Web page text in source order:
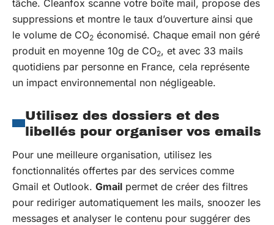
tâche. Cleanfox scanne votre boîte mail, propose des
suppressions et montre le taux d’ouverture ainsi que
le volume de CO2 économisé. Chaque email non géré
produit en moyenne 10g de CO2, et avec 33 mails
quotidiens par personne en France, cela représente
un impact environnemental non négligeable.
Utilisez des dossiers et des
libellés pour organiser vos emails
Pour une meilleure organisation, utilisez les
fonctionnalités offertes par des services comme
Gmail et Outlook. Gmail permet de créer des filtres
pour rediriger automatiquement les mails, snoozer les
messages et analyser le contenu pour suggérer des